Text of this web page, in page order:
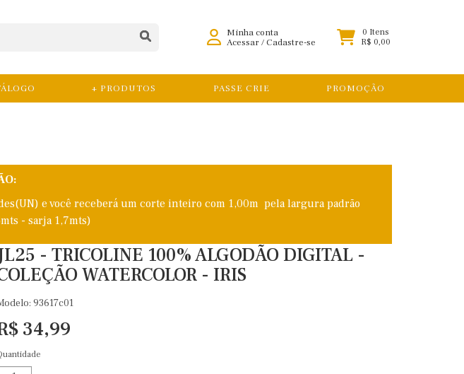
Minha conta
Acessar/Cadastre-se
0 Itens
R$ 0,00
+ PRODUTOS PASSE CRIE PROMOÇÃO
e você receberá um corte inteiro com 1,00m pela largura padrão
- sarja 1,7mts)
- TRICOLINE 100% ALGODÃO DIGITAL -
WATERCOLOR - IRIS
93617c01
34,99